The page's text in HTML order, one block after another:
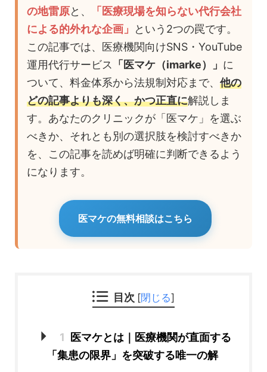
の地雷原と、
「医療現場を知らない代行会社
による的外れな企画」
という2つの罠です。
この記事では、医療機関向けSNS・YouTube
運用代行サービス
「医マケ（imarke）」 に
ついて、料金体系から法規制対応まで、 他の
どの記事よりも深く、かつ正直に解説しま
す。あなたのクリニックが「医マケ」を選ぶ
べきか、それとも別の選択肢を検討すべきか
を、この記事を読めば明確に判断できるよう
になります。
医マケの無料相談はこちら
目次 [閉じる]
1
医マケとは｜医療機関が直面する
「集患の限界」を突破する唯一の解